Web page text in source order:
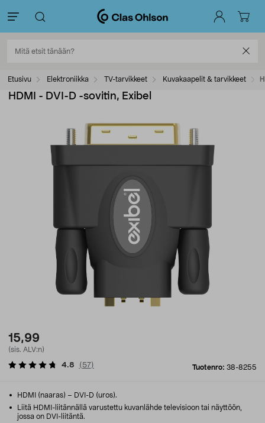
Etusivu Elektroniikka TV-tarvikkeet Kuvakaapelit & tarvikkeet
HDMI - DVI-D -sovitin, Exibel
15,99
(sis. ALV:n)
Tuotenro: 38-8255
4.8 ( 57)
HDMI (naaras) – DVI-D (uros).
Liitä HDMI-liitännällä varustettu kuvanlähde televisioon tai näyttöön,
jossa on DVI-liitäntä.